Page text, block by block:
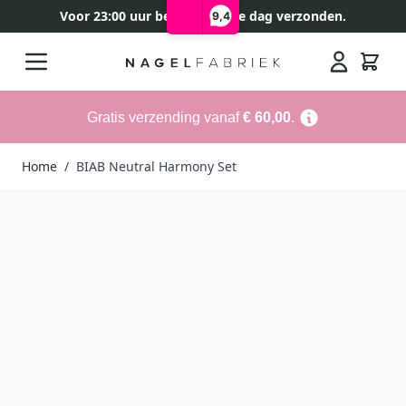
9,4
Voor 23:00 uur besteld, zelfde dag verzonden.
Gratis verzending vanaf€ 60,00.
Home / BIAB Neutral Harmony Set